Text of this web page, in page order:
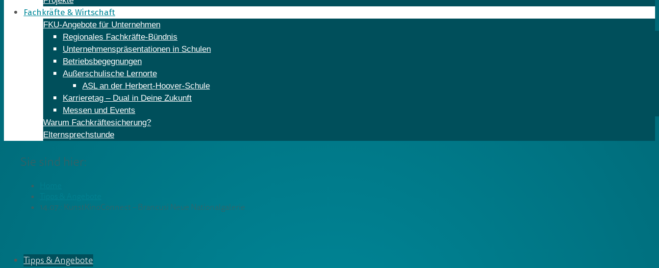
Fachkräfte & Wirtschaft
FKU-Angebote für Unternehmen
Regionales Fachkräfte-Bündnis
Unternehmenspräsentationen in Schulen
Betriebsbegegnungen
Außerschulische Lernorte
ASL an der Herbert-Hoover-Schule
Karrieretag – Dual in Deine Zukunft
Messen und Events
Warum Fachkräftesicherung?
Elternsprechstunde
Sie sind hier:
14.07.: KunstKinoConnect – Brancusi Neue Nationalgalerie
Tipps & Angebote